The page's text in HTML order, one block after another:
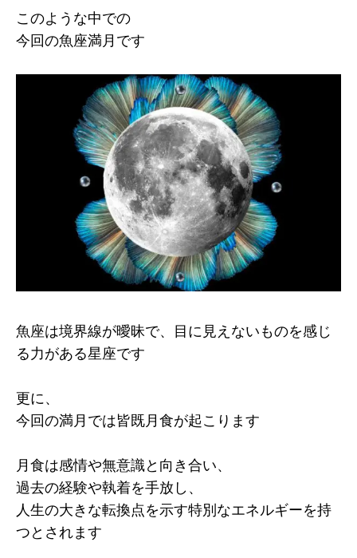
このような中での
今回の魚座満月です
魚座は境界線が曖昧で、目に見えないものを感じ
る力がある星座です
更に、
今回の満月では皆既月食が起こります
月食は感情や無意識と向き合い、
過去の経験や執着を手放し、
人生の大きな転換点を示す特別なエネルギーを持
つとされます